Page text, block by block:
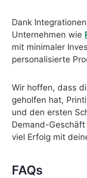
Dank
Unternehmen wie
mit minimaler
personalisierte
Wir hoffen, dass
geholfen hat,
und den ersten
Demand-
viel Erfolg mit
FAQs